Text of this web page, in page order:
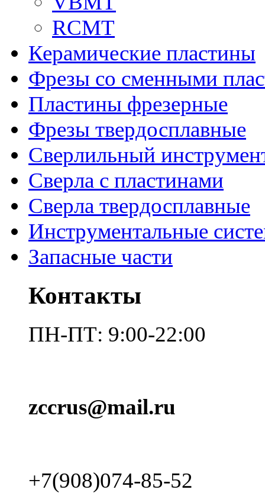
RCMT
Керамические пластины
Фрезы со сменными
Пластины фрезерные
Фрезы твердосплавные
Сверлильный
Сверла с пластинами
Сверла твердосплавные
Инструментальные
Запасные части
Контакты
ПН-ПТ: 9:00-22:00
zccrus@mail.ru
+7(908)074-85-52